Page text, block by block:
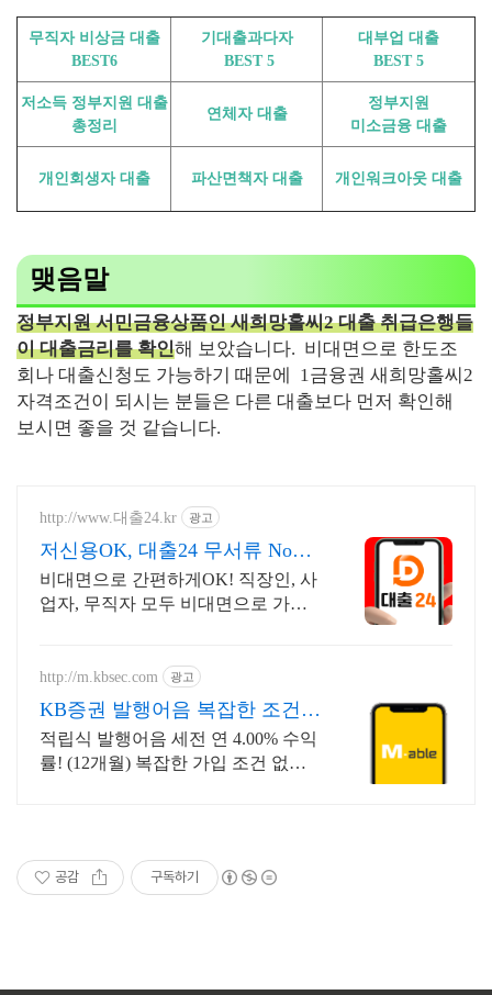
무직자 비상금 대출
BEST6
기대출과다자
BEST 5
대부업 대출
BEST 5
저소득 정부지원 대출
총정리
연체자 대출
정부지원
미소금융 대출
개인회생자 대출 파산면책자 대출 개인워크아웃 대출
맺음말
정부지원 서민금융상품인 새희망홀씨2 대출 취급은행들
이 대출금리를 확인해 보았습니다. 비대면으로 한도조
회나 대출신청도 가능하기 때문에 1금융권 새희망홀씨2
자격조건이 되시는 분들은 다른 대출보다 먼저 확인해
보시면 좋을 것 같습니다.
http://www.대출24.kr 광고
저신용OK, 대출24 무서류 No신
용 대출가능!
비대면으로 간편하게OK! 직장인, 사
업자, 무직자 모두 비대면으로 가능
http://m.kbsec.com 광고
KB증권 발행어음 복잡한 조건없
이 누구나
적립식 발행어음 세전 연 4.00% 수익
률! (12개월) 복잡한 가입 조건 없이
공감 구독하기